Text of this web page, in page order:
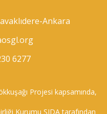
Ankara
6277
Projesi kapsamında,
Kurumu SIDA tarafından